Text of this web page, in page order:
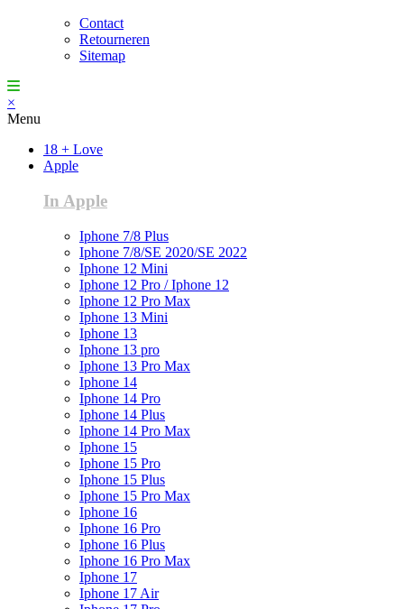
Contact
Retourneren
Sitemap
×
Menu
18 + Love
Apple
In Apple
Iphone 7/8 Plus
Iphone 7/8/SE 2020/SE 2022
Iphone 12 Mini
Iphone 12 Pro / Iphone 12
Iphone 12 Pro Max
Iphone 13 Mini
Iphone 13
Iphone 13 pro
Iphone 13 Pro Max
Iphone 14
Iphone 14 Pro
Iphone 14 Plus
Iphone 14 Pro Max
Iphone 15
Iphone 15 Pro
Iphone 15 Plus
Iphone 15 Pro Max
Iphone 16
Iphone 16 Pro
Iphone 16 Plus
Iphone 16 Pro Max
Iphone 17
Iphone 17 Air